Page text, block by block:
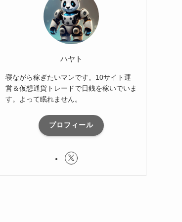
ハヤト
寝ながら稼ぎたいマンです。10サイト運
営＆仮想通貨トレードで日銭を稼いでいま
す。よって眠れません。
プロフィール